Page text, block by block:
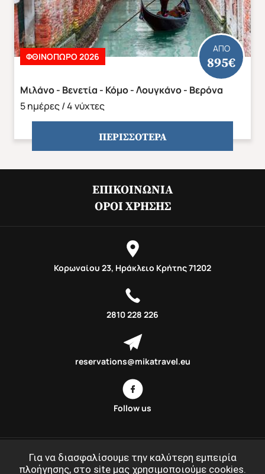
Για να διασφαλίσουμε την καλύτερη εμπειρία
πλοήγησης, στο site μας χρησιμοποιούμε cookies.
Μιλάνο - Βενετία - Κόμο - Λουγκάνο - Βερόνα
5 ημέρες / 4 νύχτες
ΑΠΟ
895€
ΦΘΙΝΌΠΩΡΟ 2026
ΠΕΡΙΣΣΟΤΕΡΑ
ΕΠΙΚΟΙΝΩΝΊΑ
ΌΡΟΙ ΧΡΉΣΗΣ
Κορωναίου 23, Ηράκλειο Κρήτης 71202
2810 228 226
reservations@mikatravel.eu
Follow us